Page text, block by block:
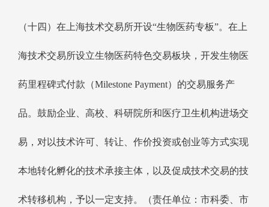
（十四）在上海技术交易所开设“生物医药专板”。在上
海技术交易所设立生物医药特色交易板块，开发生物医
药里程碑式付款（Milestone Payment）的交易服务产
品。鼓励企业、高校、科研院所和医疗卫生机构进场交
易，对以技术许可、转让、作价投资或创业等方式实现
本地转化孵化的技术承接主体，以及促成技术交易的技
术转移机构，予以一定支持。（责任单位：市科委、市